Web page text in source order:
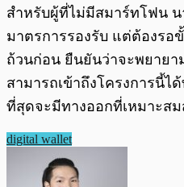
สำหรับผู้ที่ไม่มีสมาร์ทโฟน
มาตรการรองรับ แต่ต้องร
ถ้วนก่อน ยืนยันว่าจะพยาย
สามารถเข้าถึงโครงการนี้ไ
ที่สุดจะมีทางออกที่เหมาะส
digital wallet